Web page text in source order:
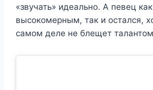
«звучать» идеально. А певец
высокомерным, так и остался,
самом деле не блещет